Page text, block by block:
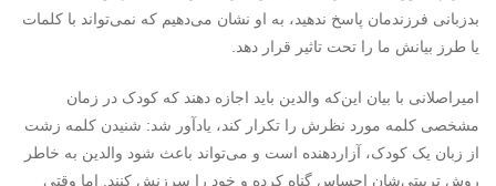
بدزبانی فرزندمان پاسخ ندهید، به او نشان می‌دهیم که نمی‌تواند با کلمات
یا طرز بیانش ما را تحت تاثیر قرار دهد.
امیراصلانی با بیان این‌که والدین باید اجازه دهند که کودک در زمان
مشخصی کلمه مورد نظرش را تکرار کند، یادآور شد: شنیدن کلمه زشت
از زبان یک کودک، آزاردهنده است و می‌تواند باعث شود والدین به خاطر
روش تربیتی‌شان احساس گناه کرده و خود را سرزنش کنند. اما وقتی